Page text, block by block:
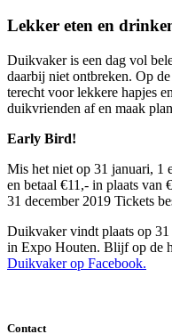
Lekker eten en
Duikvaker is een dag vol
daarbij niet ontbreken. Op
terecht voor lekkere hapjes
duikvrienden af en maak
Early Bird!
Mis het niet op 31 januari, 1
en betaal €11,- in plaats van
31 december 2019 Tickets
Duikvaker vindt plaats op
in Expo Houten. Blijf op de
Duikvaker op Facebook.
Contact